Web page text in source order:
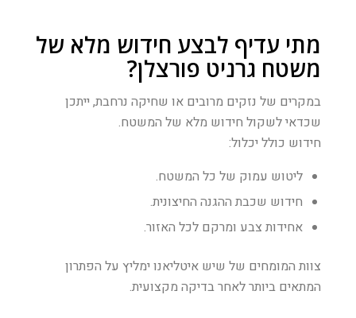
מתי עדיף לבצע חידוש מלא של
משטח גרניט פורצלן?
במקרים של נזקים מרובים או שחיקה נרחבת, ייתכן
שכדאי לשקול חידוש מלא של המשטח.
חידוש כולל יכלול:
ליטוש עמוק של כל המשטח.
חידוש שכבת ההגנה החיצונית.
אחידות צבע ומרקם לכל האזור.
צוות המומחים של שיש איטליאנו ימליץ על הפתרון
המתאים ביותר לאחר בדיקה מקצועית.